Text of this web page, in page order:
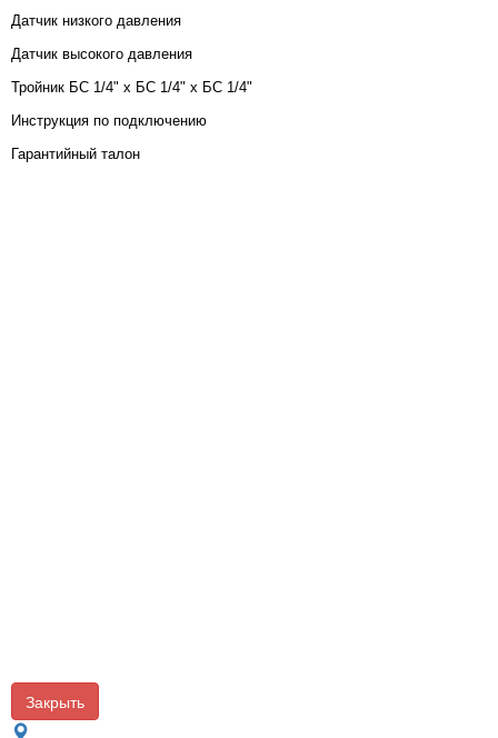
Датчик низкого давления
Датчик высокого давления
Тройник БС 1/4" х БС 1/4" х БС 1/4"
Инструкция по подключению
Гарантийный талон
Закрыть